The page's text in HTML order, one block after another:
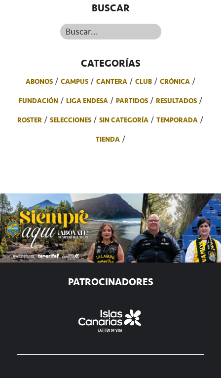
BUSCAR
Buscar...
CATEGORÍAS
ABONOS CAMPUS CANTERA CLUB
CRÓNICA
FUNDACIÓN
LIGA ENDESA PARTIDOS
RESULTADOS
ROSTER
SELECCIONES SIN CATEGORÍA
TEMPORADA
TIENDA
PATROCINADORES